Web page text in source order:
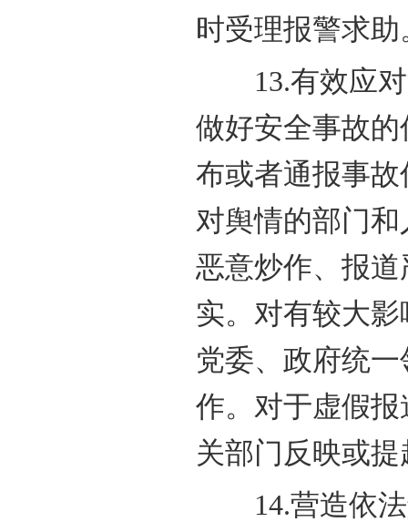
时受理报警求助
13.有效应对
做好安全事故
布或者通报事
对舆情的部门
恶意炒作、报
实。对有较大
党委、政府统
作。对于虚假
关部门反映或
14.营造依法